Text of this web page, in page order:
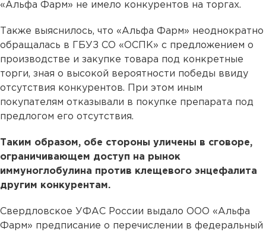
«Альфа Фарм» не имело конкурентов на торгах.
Также выяснилось, что «Альфа Фарм» неоднократно
обращалась в ГБУЗ СО «ОСПК» с предложением о
производстве и закупке товара под конкретные
торги, зная о высокой вероятности победы ввиду
отсутствия конкурентов. При этом иным
покупателям отказывали в покупке препарата под
предлогом его отсутствия.
Таким образом, обе стороны уличены в сговоре,
ограничивающем доступ на рынок
иммуноглобулина против клещевого энцефалита
другим конкурентам.
Свердловское УФАС России выдало ООО «Альфа
Фарм» предписание о перечислении в федеральный